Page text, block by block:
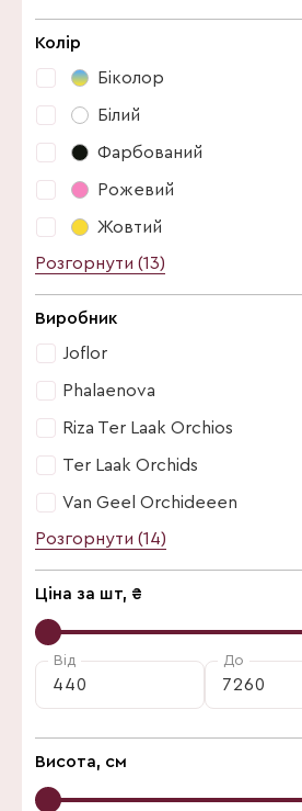
Колір
Біколор
Білий
Фарбований
Рожевий
Жовтий
Біколор
Лососевий
Малиновий
Помаранчевий
Розгорнути (13)
Виробник
Joflor
Phalaenova
Riza Ter Laak Orchios
Ter Laak Orchids
Van Geel Orchideeen
Bonito Plant
Excellent-plus
Florious Orchids
Joflor
Klusmann Blumenvertrieb
Розгорнути (14)
Ціна за шт, ₴
Від До
Висота, см